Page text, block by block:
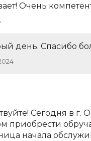
Очень
день. Спасибо
Сегодня в г.
приобрести
начала